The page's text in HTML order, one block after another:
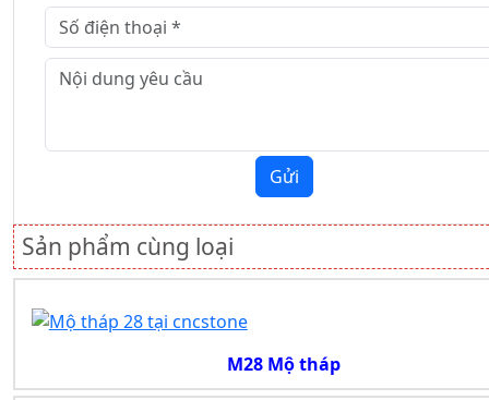
Gửi
Sản phẩm cùng loại
M28 Mộ tháp